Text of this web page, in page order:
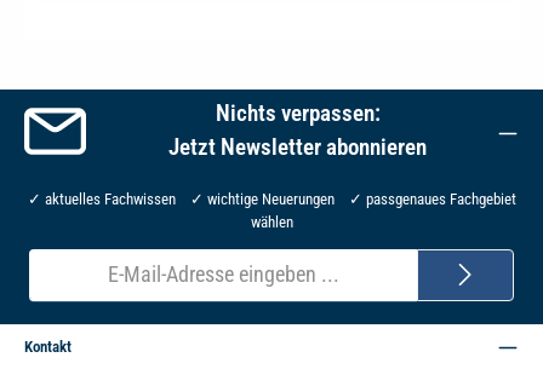
Nichts verpassen:
Jetzt Newsletter abonnieren
✓ aktuelles Fachwissen ✓ wichtige Neuerungen ✓ passgenaues Fachgebiet
wählen
E-
Mail-
Adresse*
Kontakt